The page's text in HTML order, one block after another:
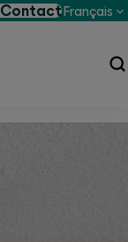
ContactFrançais